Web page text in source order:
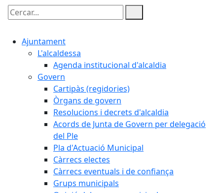
Cercar:
Ajuntament
L'alcaldessa
Agenda institucional d'alcaldia
Govern
Cartipàs (regidories)
Òrgans de govern
Resolucions i decrets d'alcaldia
Acords de Junta de Govern per delegació
del Ple
Pla d'Actuació Municipal
Càrrecs electes
Càrrecs eventuals i de confiança
Grups municipals